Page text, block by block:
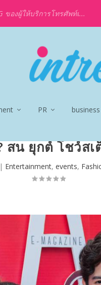
ของผู้ให้บริการโทรศัพท์เ...
PR business
สน ยุกต์ โชว์ส
| Entertainment,events,